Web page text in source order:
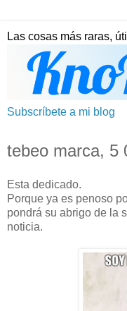
Las cosas más raras,
Subscríbete a mi blog
tebeo marca, 5
Esta dedicado.
Porque ya es penoso
pondrá su abrigo de la
noticia.